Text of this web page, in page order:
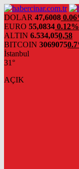
DOLAR 47,6008
EURO 55,0834 0.12%
ALTIN 6.534,050,58
BITCOIN 3069075
İstanbul
31°
AÇIK